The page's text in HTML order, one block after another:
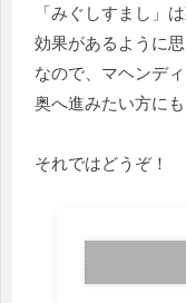
「みぐしすまし」
効果があるように思
なので、マヘンデ
奥へ進みたい方にも
それではどうぞ！